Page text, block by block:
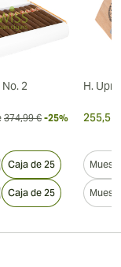
2
374,99 € -25%
Caja de 25
Caja de 25
H.
255,51